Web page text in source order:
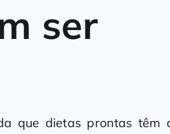
ser
que dietas prontas têm